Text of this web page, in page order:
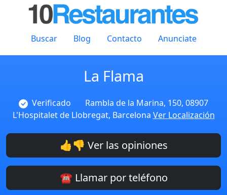
Buscar Blog Contacto Anunciate
La Flama
Verificado
Rambla de la Marina, 150, 08907
L'Hospitalet de Llobregat, Barcelona Ver Localización
👍👎 Ver las opiniones
☎️ Llamar por teléfono